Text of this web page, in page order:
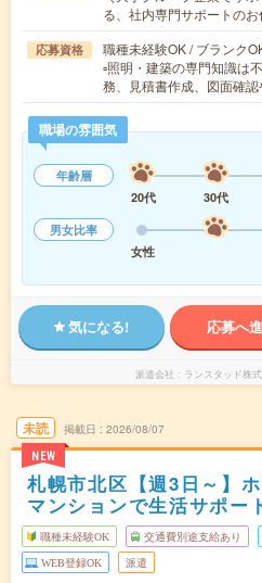
る、社内専門サポートの
応募資格
職種未経験OK / ブランク
▫照明・建築の専門知識は
務、見積書作成、図面確
職場の雰囲気
年齢層
20代
30代
男女比率
女性
気になる! 応募へ
派遣会社 ランスタッド株
未読
NEW
掲載日 2026/08/07
札幌市北区【週3日～】
マンションで生活サポー
職種未経験OK 交通費別途支給あり
WEB登録OK 派遣